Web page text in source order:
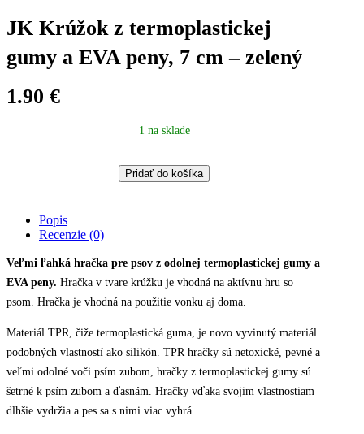
JK Krúžok z termoplastickej
gumy a EVA peny, 7 cm – zelený
1.90 €
1 na sklade
JK
Krúžok
EVA
7
cm
zelený
quantity
Pridať do košíka
Popis
Recenzie (0)
Veľmi ľahká hračka pre psov z odolnej termoplastickej gumy a
EVA peny. Hračka v tvare krúžku je vhodná na aktívnu hru so
psom. Hračka je vhodná na použitie vonku aj doma.
Materiál TPR, čiže termoplastická guma, je novo vyvinutý materiál
podobných vlastností ako silikón. TPR hračky sú netoxické, pevné a
veľmi odolné voči psím zubom, hračky z termoplastickej gumy sú
šetrné k psím zubom a ďasnám. Hračky vďaka svojim vlastnostiam
dlhšie vydržia a pes sa s nimi viac vyhrá.